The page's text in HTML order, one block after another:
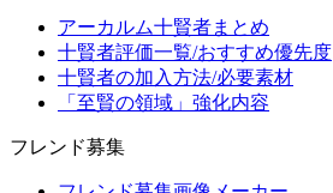
アーカルム十賢者まとめ
十賢者評価一覧/おすすめ優先度
十賢者の加入方法/必要素材
「至賢の領域」強化内容
フレンド募集